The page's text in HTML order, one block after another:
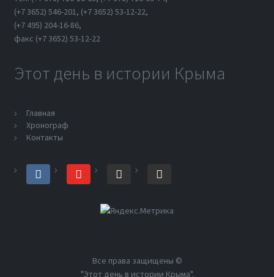
(+7 3652) 546-201, (+7 3652) 53-12-22,
(+7 495) 204-16-86,
факс (+7 3652) 53-12-22
Этот день в истории Крыма
Главная
Хронограф
Контакты
vk youtube yandex
Все права защищены ©
"Этот день в истории Крыма".